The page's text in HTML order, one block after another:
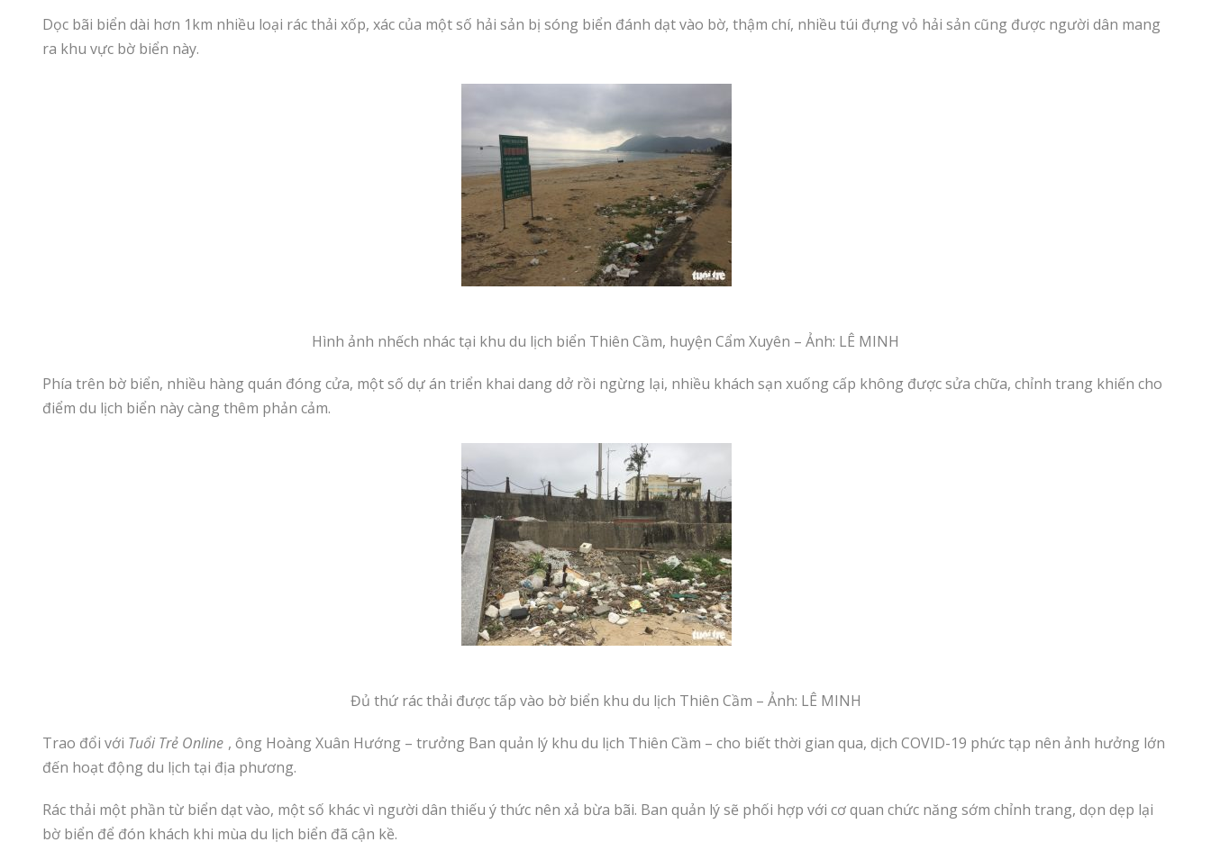
Dọc bãi biển dài hơn 1km nhiều loại rác thải xốp, xác của một số hải sản bị sóng biển đánh dạt vào bờ, thậm chí, nhiều túi đựng vỏ hải sản cũng được người dân mang
ra khu vực bờ biển này.
Hình ảnh nhếch nhác tại khu du lịch biển Thiên Cầm, huyện Cẩm Xuyên – Ảnh: LÊ MINH
Phía trên bờ biển, nhiều hàng quán đóng cửa, một số dự án triển khai dang dở rồi ngừng lại, nhiều khách sạn xuống cấp không được sửa chữa, chỉnh trang khiến cho
điểm du lịch biển này càng thêm phản cảm.
Đủ thứ rác thải được tấp vào bờ biển khu du lịch Thiên Cầm – Ảnh: LÊ MINH
Trao đổi với Tuổi Trẻ Online , ông Hoàng Xuân Hướng – trưởng Ban quản lý khu du lịch Thiên Cầm – cho biết thời gian qua, dịch COVID-19 phức tạp nên ảnh hưởng lớn
đến hoạt động du lịch tại địa phương.
Rác thải một phần từ biển dạt vào, một số khác vì người dân thiếu ý thức nên xả bừa bãi. Ban quản lý sẽ phối hợp với cơ quan chức năng sớm chỉnh trang, dọn dẹp lại
bờ biển để đón khách khi mùa du lịch biển đã cận kề.